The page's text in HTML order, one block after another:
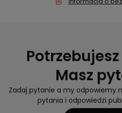
Masz
Zadaj pytanie a my odpowiemy
pytania i odpowiedzi